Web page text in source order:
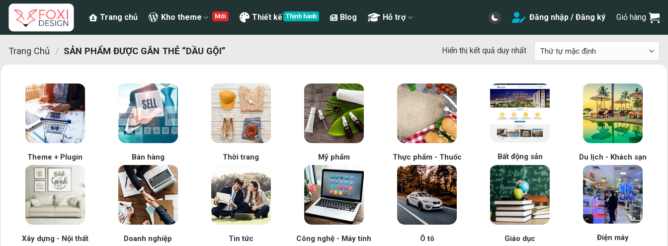
Chuyển
nội
Trang chủ Kho theme Thiết kế Blog Hỗ trợ Đăng nhập / Đăng ký Giỏ hàng
Trang Chủ / SẢN PHẨM ĐƯỢC GẮN THẺ “DẦU GỘI” Hiển thị kết quả duy nhất
Theme + Plugin Bán hàng Thời trang Mỹ phẩm Thực phẩm - Thuốc Bất động sản Du lịch - Khách sạn
Xây dựng - Nội thất Doanh nghiệp Tin tức Công nghệ - Máy tính Ô tô Giáo dục Điện máy